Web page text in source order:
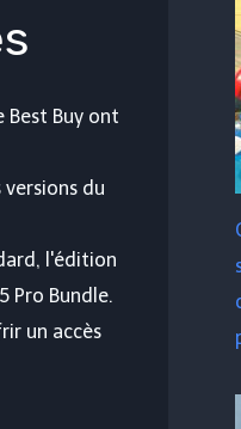
Best Buy ont
du
l'édition
Pro Bundle.
un accès